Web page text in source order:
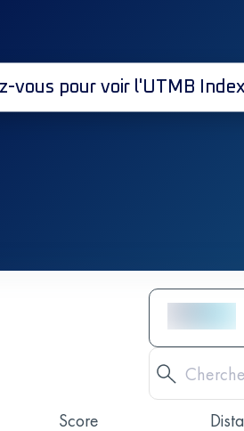
vous pour voir l'UTMB Index
Score